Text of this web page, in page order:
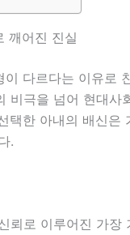
깨어진 진실
다르다는 이유로
비극을 넘어 현대사
택한 아내의 배신은
.
뢰로 이루어진 가장